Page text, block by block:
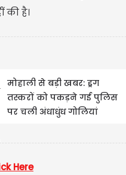
की है।
मोहाली से बड़ी खबर: ड्रग
तस्करों को पकड़ने गई पुलिस
पर चली अंधाधुंध गोलियां
Here